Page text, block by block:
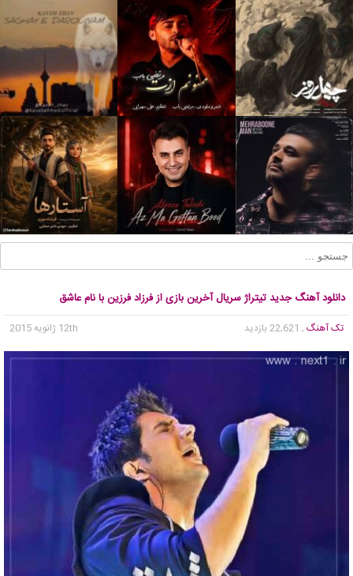
دانلود آهنگ جدید تیتراژ سریال آخرین بازی از فرزاد فرزین با نام عاشق
تک آهنگ , 22,621 بازدید 12th ژانویه 2015